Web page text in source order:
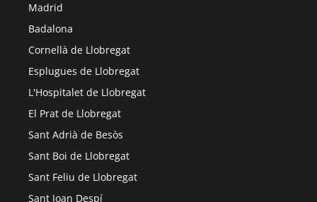
Madrid
Badalona
Cornellà de Llobregat
Esplugues de Llobregat
L'Hospitalet de Llobregat
El Prat de Llobregat
Sant Adrià de Besòs
Sant Boi de Llobregat
Sant Feliu de Llobregat
Sant Joan Despí